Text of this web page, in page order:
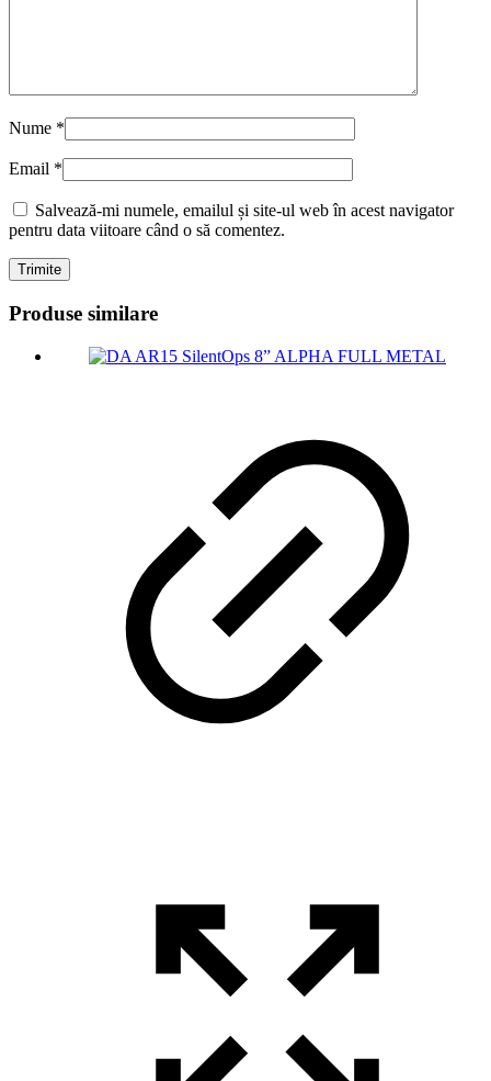
Nume *
Email *
Salvează-mi numele, emailul și site-ul web în acest navigator
pentru data viitoare când o să comentez.
Produse similare